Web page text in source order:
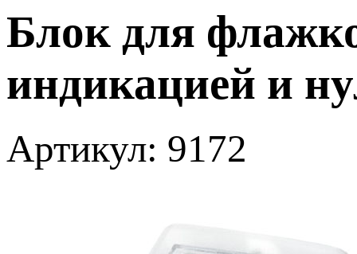
Блок для
индикацией и
Артикул: 9172